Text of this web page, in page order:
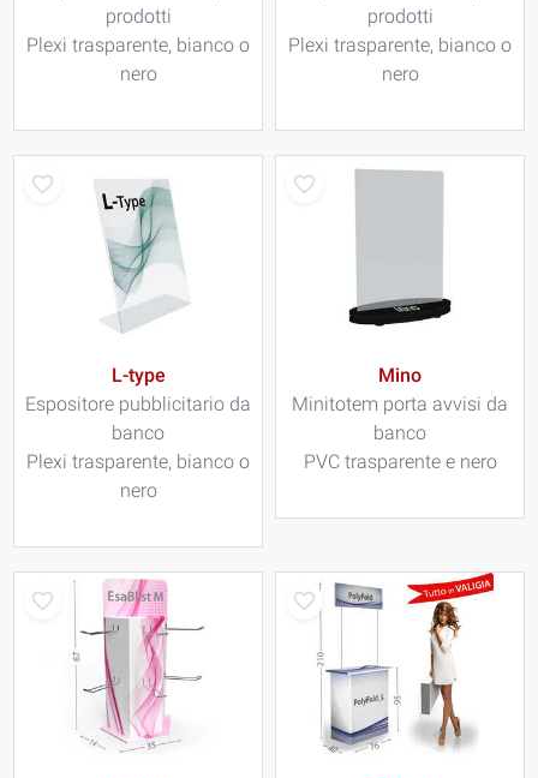
prodotti
Plexi trasparente, bianco o
nero
prodotti
Plexi trasparente, bianco o
nero
L-type
Espositore pubblicitario da
banco
Plexi trasparente, bianco o
nero
Mino
Minitotem porta avvisi da
banco
PVC trasparente e nero